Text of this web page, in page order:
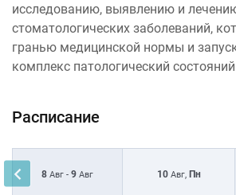
исследованию, выявлению и
стоматологических заболеваний,
гранью медицинской нормы и
комплекс патологический
Расписание
8 Авг -9 Авг 10Авг, Пн